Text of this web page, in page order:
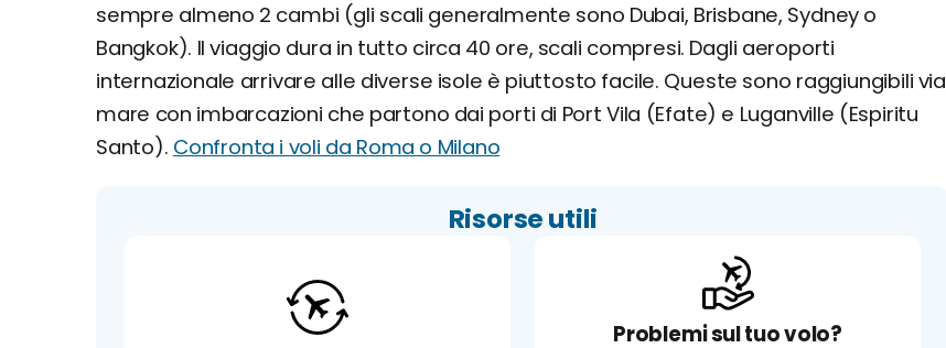
sempre almeno 2 cambi (gli scali generalmente sono Dubai, Brisbane, Sydney o
Bangkok). Il viaggio dura in tutto circa 40 ore, scali compresi. Dagli aeroporti
internazionale arrivare alle diverse isole è piuttosto facile. Queste sono raggiungibili via
mare con imbarcazioni che partono dai porti di Port Vila (Efate) e Luganville (Espiritu
Santo). Confronta i voli da Roma o Milano
Risorse utili
Problemi sul tuo volo?